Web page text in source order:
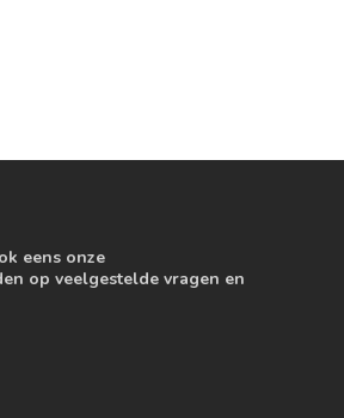
eens onze
op veelgestelde vragen en